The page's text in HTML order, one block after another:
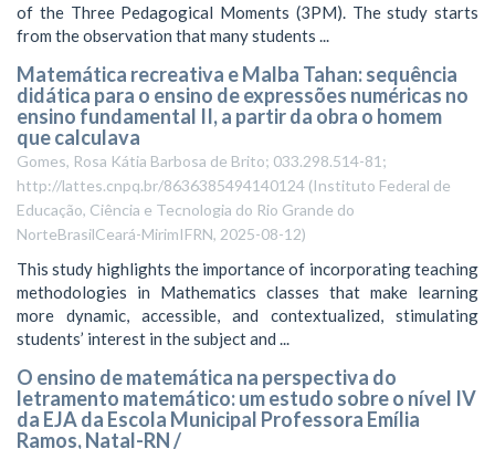
of the Three Pedagogical Moments (3PM). The study starts
from the observation that many students ...
Matemática recreativa e Malba Tahan: sequência
didática para o ensino de expressões numéricas no
ensino fundamental II, a partir da obra o homem
que calculava
Gomes, Rosa Kátia Barbosa de Brito; 033.298.514-81;
http://lattes.cnpq.br/8636385494140124 (Instituto Federal de
Educação, Ciência e Tecnologia do Rio Grande do
NorteBrasilCeará-MirimIFRN, 2025-08-12)
This study highlights the importance of incorporating teaching
methodologies in Mathematics classes that make learning
more dynamic, accessible, and contextualized, stimulating
students’ interest in the subject and ...
O ensino de matemática na perspectiva do
letramento matemático: um estudo sobre o nível IV
da EJA da Escola Municipal Professora Emília
Ramos, Natal-RN /